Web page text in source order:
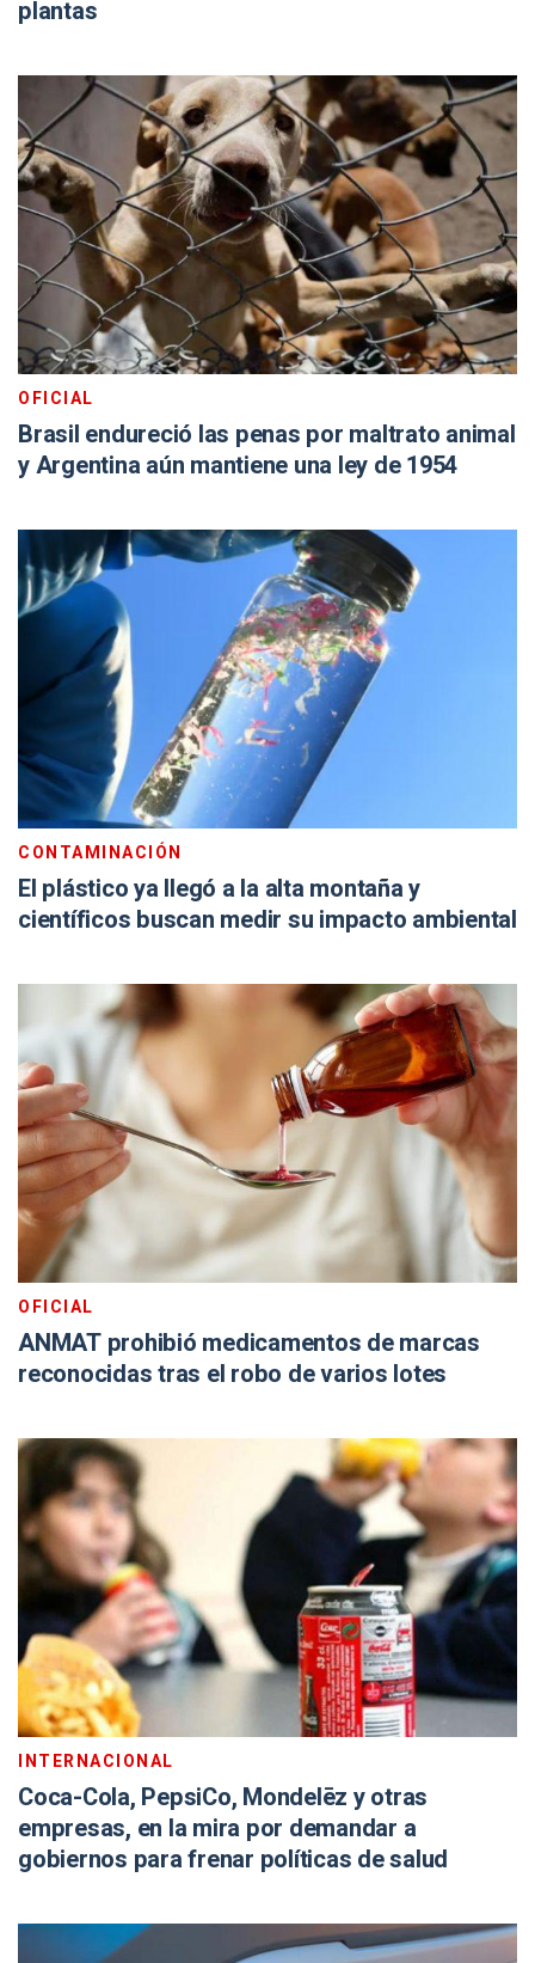
plantas
OFICIAL
Brasil endureció las penas por maltrato animal
y Argentina aún mantiene una ley de 1954
CONTAMINACIÓN
El plástico ya llegó a la alta montaña y
científicos buscan medir su impacto ambiental
OFICIAL
ANMAT prohibió medicamentos de marcas
reconocidas tras el robo de varios lotes
INTERNACIONAL
Coca-Cola, PepsiCo, Mondelēz y otras
empresas, en la mira por demandar a
gobiernos para frenar políticas de salud